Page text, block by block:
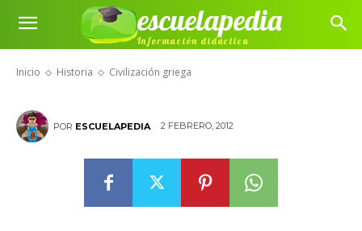
escuelapedia
Información didáctica
Inicio Historia Civilización griega
Civilización griega
POR ESCUELAPEDIA 2 FEBRERO, 2012